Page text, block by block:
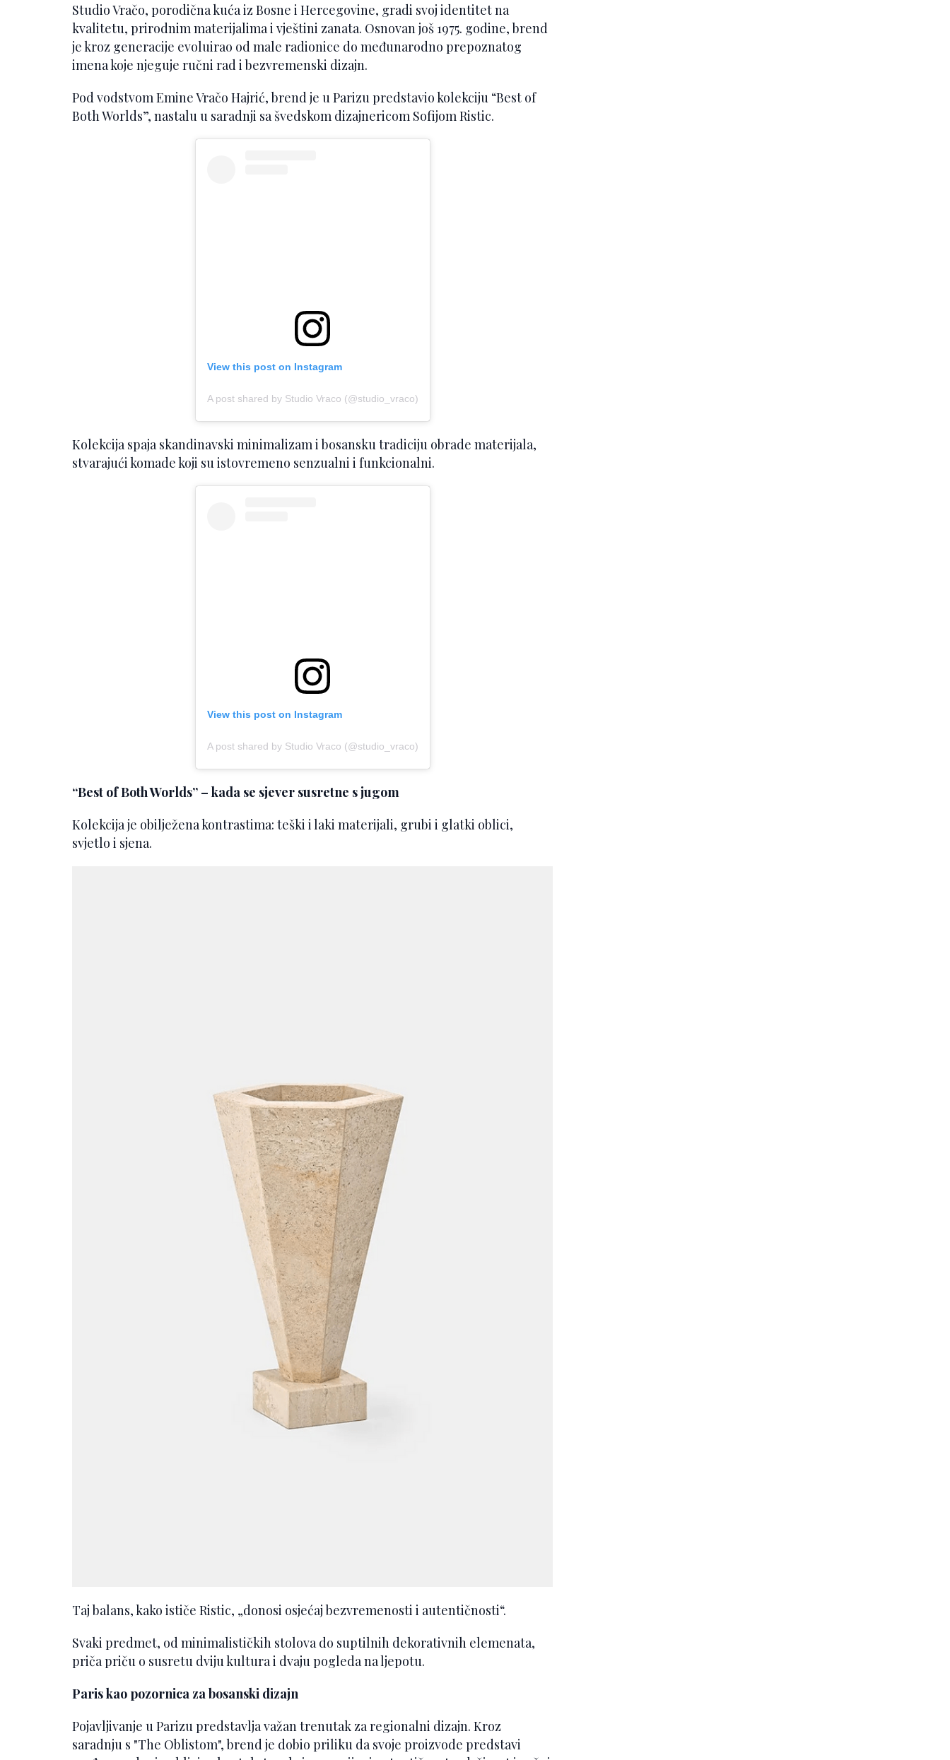
Studio Vračo, porodična kuća iz Bosne i Hercegovine, gradi svoj identitet na
kvalitetu, prirodnim materijalima i vještini zanata. Osnovan još 1975. godine, brend
je kroz generacije evoluirao od male radionice do međunarodno prepoznatog
imena koje njeguje ručni rad i bezvremenski dizajn.
Pod vodstvom Emine Vračo Hajrić, brend je u Parizu predstavio kolekciju “Best of
Both Worlds”, nastalu u saradnji sa švedskom dizajnericom Sofijom Ristic.
View this post on Instagram
A post shared by Studio Vraco (@studio_vraco)
Kolekcija spaja skandinavski minimalizam i bosansku tradiciju obrade materijala,
stvarajući komade koji su istovremeno senzualni i funkcionalni.
View this post on Instagram
A post shared by Studio Vraco (@studio_vraco)
“Best of Both Worlds” – kada se sjever susretne s jugom
Kolekcija je obilježena kontrastima: teški i laki materijali, grubi i glatki oblici,
svjetlo i sjena.
Taj balans, kako ističe Ristic, „donosi osjećaj bezvremenosti i autentičnosti“.
Svaki predmet, od minimalističkih stolova do suptilnih dekorativnih elemenata,
priča priču o susretu dviju kultura i dvaju pogleda na ljepotu.
Paris kao pozornica za bosanski dizajn
Pojavljivanje u Parizu predstavlja važan trenutak za regionalni dizajn. Kroz
saradnju s "The Oblistom", brend je dobio priliku da svoje proizvode predstavi